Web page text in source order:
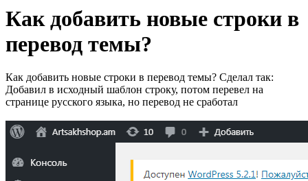
Как добавить новые строки в
перевод темы?
Как добавить новые строки в перевод темы? Сделал так:
Добавил в исходный шаблон строку, потом перевел на
странице русского языка, но перевод не сработал